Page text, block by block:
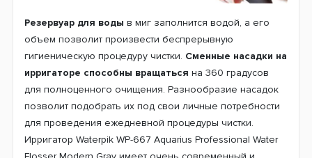
Резервуар для воды в миг заполнится водой, а его
объем позволит произвести беспрерывную
гигиеническую процедуру чистки. Сменные насадки на
ирригаторе способны вращаться на 360 градусов
для полноценного очищения. Разнообразие насадок
позволит подобрать их под свои личные потребности
для проведения ежедневной процедуры чистки.
Ирригатор Waterpik WP-667 Aquarius Professional Water